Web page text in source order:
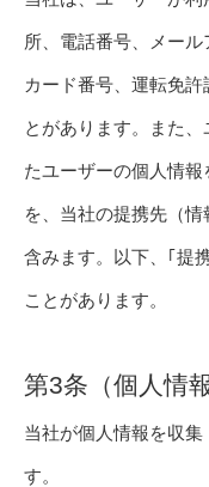
所、電話番号、メー
カード番号、運転免
とがあります。また
たユーザーの個人情
を、当社の提携先（
含みます。以下、｢提
ことがあります。
第3条（個人情
当社が個人情報を収
す。